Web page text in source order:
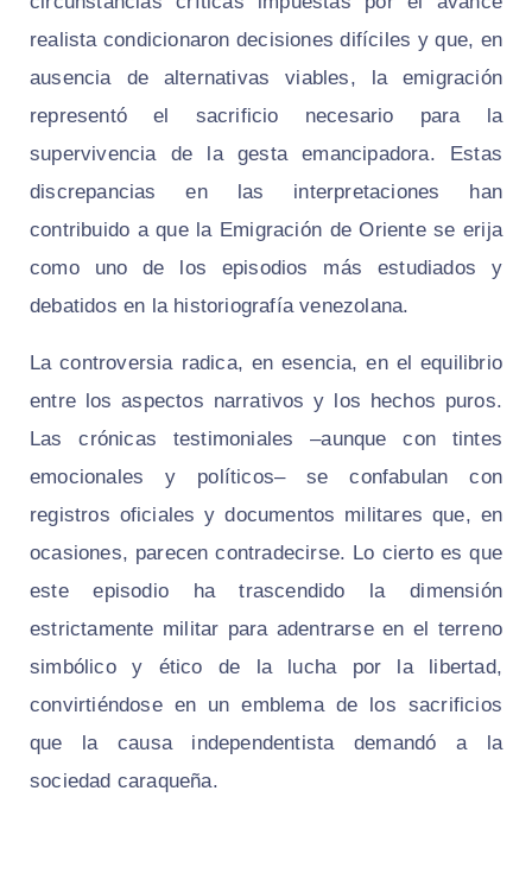
realista condicionaron decisiones difíciles y que, en
ausencia de alternativas viables, la emigración
representó el sacrificio necesario para la
supervivencia de la gesta emancipadora. Estas
discrepancias en las interpretaciones han
contribuido a que la Emigración de Oriente se erija
como uno de los episodios más estudiados y
debatidos en la historiografía venezolana.
La controversia radica, en esencia, en el equilibrio
entre los aspectos narrativos y los hechos puros.
Las crónicas testimoniales –aunque con tintes
emocionales y políticos– se confabulan con
registros oficiales y documentos militares que, en
ocasiones, parecen contradecirse. Lo cierto es que
este episodio ha trascendido la dimensión
estrictamente militar para adentrarse en el terreno
simbólico y ético de la lucha por la libertad,
convirtiéndose en un emblema de los sacrificios
que la causa independentista demandó a la
sociedad caraqueña.